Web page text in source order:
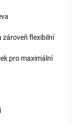
zároveň flexibilní
pro maximální